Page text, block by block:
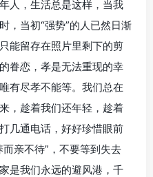
人，生活总是这样，当我
，当初“强势”的人已然日渐
能留存在照片里剩下的剪
眷恋，孝是无法重现的幸
有尽孝不能等。我们总在
，趁着我们还年轻，趁着
几通电话，好好珍惜眼前
亲不待”，不要等到失去
是我们永远的避风港，千